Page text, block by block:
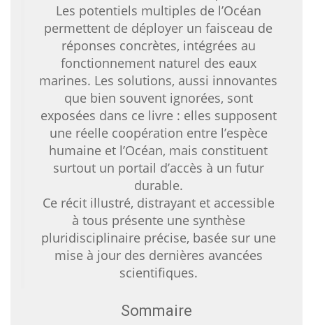
Les potentiels multiples de l’Océan
permettent de déployer un faisceau de
réponses concrètes, intégrées au
fonctionnement naturel des eaux
marines. Les solutions, aussi innovantes
que bien souvent ignorées, sont
exposées dans ce livre : elles supposent
une réelle coopération entre l’espèce
humaine et l’Océan, mais constituent
surtout un portail d’accès à un futur
durable.
Ce récit illustré, distrayant et accessible
à tous présente une synthèse
pluridisciplinaire précise, basée sur une
mise à jour des dernières avancées
scientifiques.
Sommaire